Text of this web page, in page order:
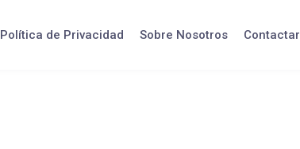
Política de Privacidad Sobre Nosotros Contactar